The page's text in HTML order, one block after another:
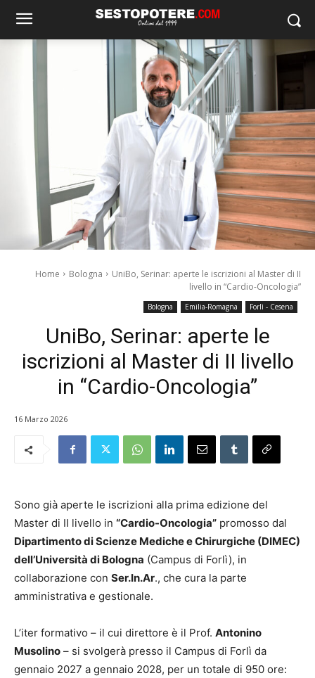
Home Bologna
UniBo, Serinar: aperte le iscrizioni al Master di II
livello in “Cardio-Oncologia”
Bologna Emilia-Romagna Forlì - Cesena
UniBo, Serinar: aperte le
iscrizioni al Master di II livello
in “Cardio-Oncologia”
16 Marzo 2026
Sono già aperte le iscrizioni alla prima edizione del
Master di II livello in “Cardio-Oncologia” promosso dal
Dipartimento di Scienze Mediche e Chirurgiche (DIMEC)
dell’Università di Bologna (Campus di Forlì), in
collaborazione con Ser.In.Ar., che cura la parte
amministrativa e gestionale.
L’iter formativo – il cui direttore è il Prof. Antonino
Musolino – si svolgerà presso il Campus di Forlì da
gennaio 2027 a gennaio 2028, per un totale di 950 ore: